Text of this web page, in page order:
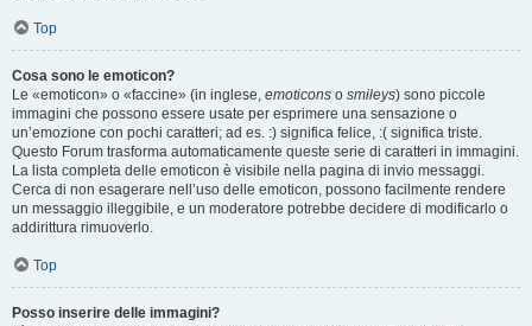
Top
Cosa sono le emoticon?
Le «emoticon» o «faccine» (in inglese, emoticons o smileys) sono piccole
immagini che possono essere usate per esprimere una sensazione o
un’emozione con pochi caratteri; ad es. :) significa felice, :( significa triste.
Questo Forum trasforma automaticamente queste serie di caratteri in immagini.
La lista completa delle emoticon è visibile nella pagina di invio messaggi.
Cerca di non esagerare nell’uso delle emoticon, possono facilmente rendere
un messaggio illeggibile, e un moderatore potrebbe decidere di modificarlo o
addirittura rimuoverlo.
Top
Posso inserire delle immagini?